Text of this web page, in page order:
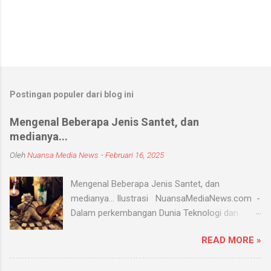
Postingan populer dari blog ini
Mengenal Beberapa Jenis Santet, dan
medianya...
OlehNuansa Media News -Februari 16, 2025
Mengenal Beberapa Jenis Santet, dan
medianya... Ilustrasi NuansaMediaNews.com -
Dalam perkembangan Dunia Teknologi dan
yang hingga saat ini masih ada dan berkembang
di masyarakat. Menurut Kamus Besar Bahasa
READ MORE »